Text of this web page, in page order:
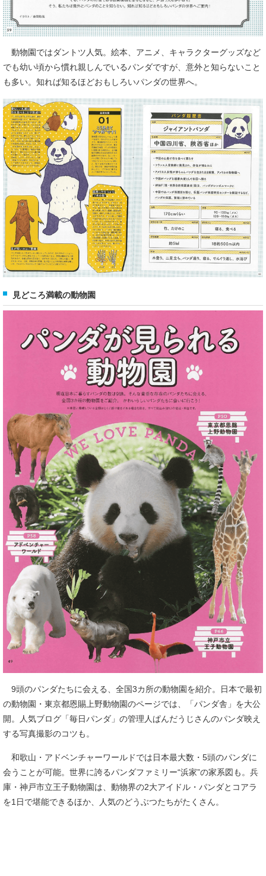
動物園ではダントツ人気。絵本、アニメ、キャラクターグッズなど
でも幼い頃から慣れ親しんでいるパンダですが、意外と知らないこと
も多い。知れば知るほどおもしろいパンダの世界へ。
見どころ満載の動物園
9頭のパンダたちに会える、全国3カ所の動物園を紹介。日本で最初
の動物園・東京都恩賜上野動物園のページでは、「パンダ舎」を大公
開。人気ブログ「毎日パンダ」の管理人ぱんだうじさんのパンダ映え
する写真撮影のコツも。
和歌山・アドベンチャーワールドでは日本最大数・5頭のパンダに
会うことが可能。世界に誇るパンダファミリー“浜家”の家系図も。兵
庫・神戸市立王子動物園は、動物界の2大アイドル・パンダとコアラ
を1日で堪能できるほか、人気のどうぶつたちがたくさん。